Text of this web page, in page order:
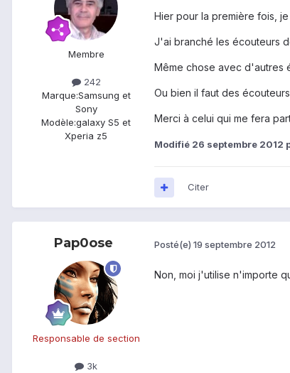
Membre
242
Marque:Samsung et
Sony
Modèle:galaxy S5 et
Xperia z5
Hier pour la première fois,
J'ai branché les écouteurs
Même chose avec d'autres
Ou bien il faut des
Merci à celui qui me fera
Modifié 26 septembre 2012
Citer
Pap0ose
Responsable de section
3k
Posté(e) 19 septembre 2012
Non, moi j'utilise n'importe